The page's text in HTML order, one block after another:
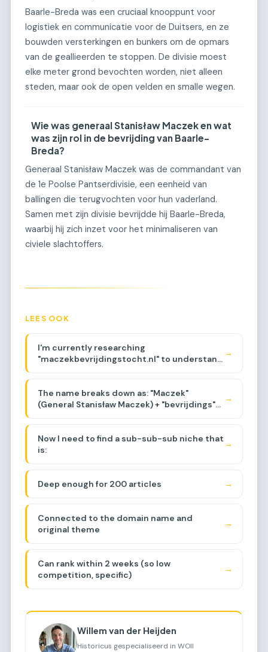
Baarle-Breda was een cruciaal knooppunt voor
logistiek en communicatie voor de Duitsers, en ze
bouwden versterkingen en bunkers om de opmars
van de geallieerden te stoppen. De divisie moest
elke meter grond bevochten worden, niet alleen
steden, maar ook de open velden en smalle wegen.
Wie was generaal Stanisław Maczek en wat
was zijn rol in de bevrijding van Baarle-
Breda?
Generaal Stanisław Maczek was de commandant van
de 1e Poolse Pantserdivisie, een eenheid van
ballingen die terugvochten voor hun vaderland.
Samen met zijn divisie bevrijdde hij Baarle-Breda,
waarbij hij zich inzet voor het minimaliseren van
civiele slachtoffers.
LEES OOK
I'm currently researching
"maczekbevrijdingstocht.nl" to understand
its history and backlinks. The domain
appears to be related to a walking route
commemorating General Maczek and the
Polish liberation of the Netherlands during
WWII, specifically around the Baarle-
Nassau/Breda area. Let me think about the
sub-sub-niche.
→
The name breaks down as: "Maczek"
(General Stanisław Maczek) + "bevrijdings"
(liberation) + "tocht"
(journey/march/route).
→
Now I need to find a sub-sub-sub niche that
is:
→
Deep enough for 200 articles →
Connected to the domain name and
original theme
→
Can rank within 2 weeks (so low
competition, specific)
→
Willem van der Heijden
Historicus gespecialiseerd in WOII